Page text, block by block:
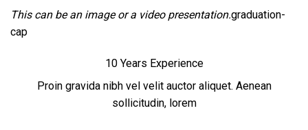
This can be an image or a video presentation.graduation-
cap
10 Years Experience
Proin gravida nibh vel velit auctor aliquet. Aenean
sollicitudin, lorem